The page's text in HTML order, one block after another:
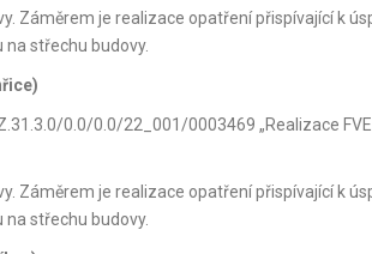
Záměrem je realizace opatření přispívající k
střechu budovy.
0.0/0.0/22_001/0003469 „Realizace
Záměrem je realizace opatření přispívající k
střechu budovy.